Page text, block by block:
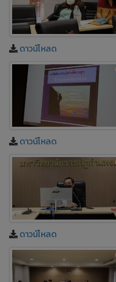
ดาวน์โหลด
ดาวน์โหลด
ดาวน์โหลด